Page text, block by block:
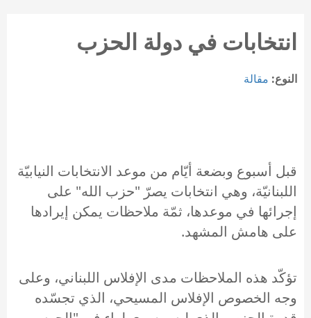
انتخابات في دولة الحزب
النوع: مقالة
قبل أسبوع وبضعة أيّام من موعد الانتخابات النيابيّة
اللبنانيّة، وهي انتخابات يصرّ "حزب الله" على
إجرائها في موعدها، ثمّة ملاحظات يمكن إيرادها
على هامش المشهد.
تؤكّد هذه الملاحظات مدى الإفلاس اللبناني، وعلى
وجه الخصوص الإفلاس المسيحي، الذي تجسّده